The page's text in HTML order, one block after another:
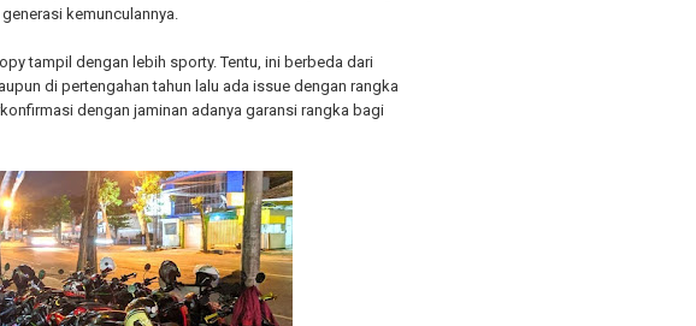
kemunculannya.
tampil dengan lebih sporty. Tentu, ini berbeda dari
di pertengahan tahun lalu ada issue dengan rangka
dengan jaminan adanya garansi rangka bagi